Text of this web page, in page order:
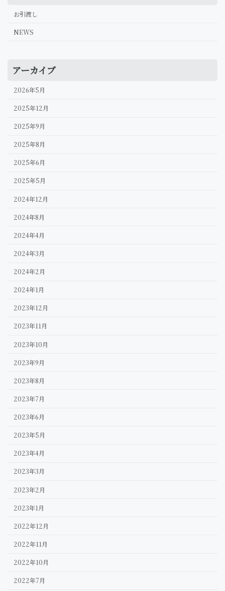
お引渡し
NEWS
アーカイブ
2026年5月
2025年12月
2025年9月
2025年8月
2025年6月
2025年5月
2024年12月
2024年8月
2024年4月
2024年3月
2024年2月
2024年1月
2023年12月
2023年11月
2023年10月
2023年9月
2023年8月
2023年7月
2023年6月
2023年5月
2023年4月
2023年3月
2023年2月
2023年1月
2022年12月
2022年11月
2022年10月
2022年7月